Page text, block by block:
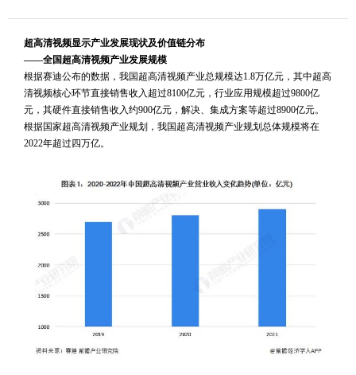
超高清视频显示产业发展现状及价值链分布
——全国超高清视频产业发展规模
根据赛迪公布的数据，我国超高清视频产业总规模达1.8万亿元，其中超高
清视频核心环节直接销售收入超过8100亿元，行业应用规模超过9800亿
元，其硬件直接销售收入约900亿元，解决、集成方案等超过8900亿元。
根据国家超高清视频产业规划，我国超高清视频产业规划总体规模将在
2022年超过四万亿。